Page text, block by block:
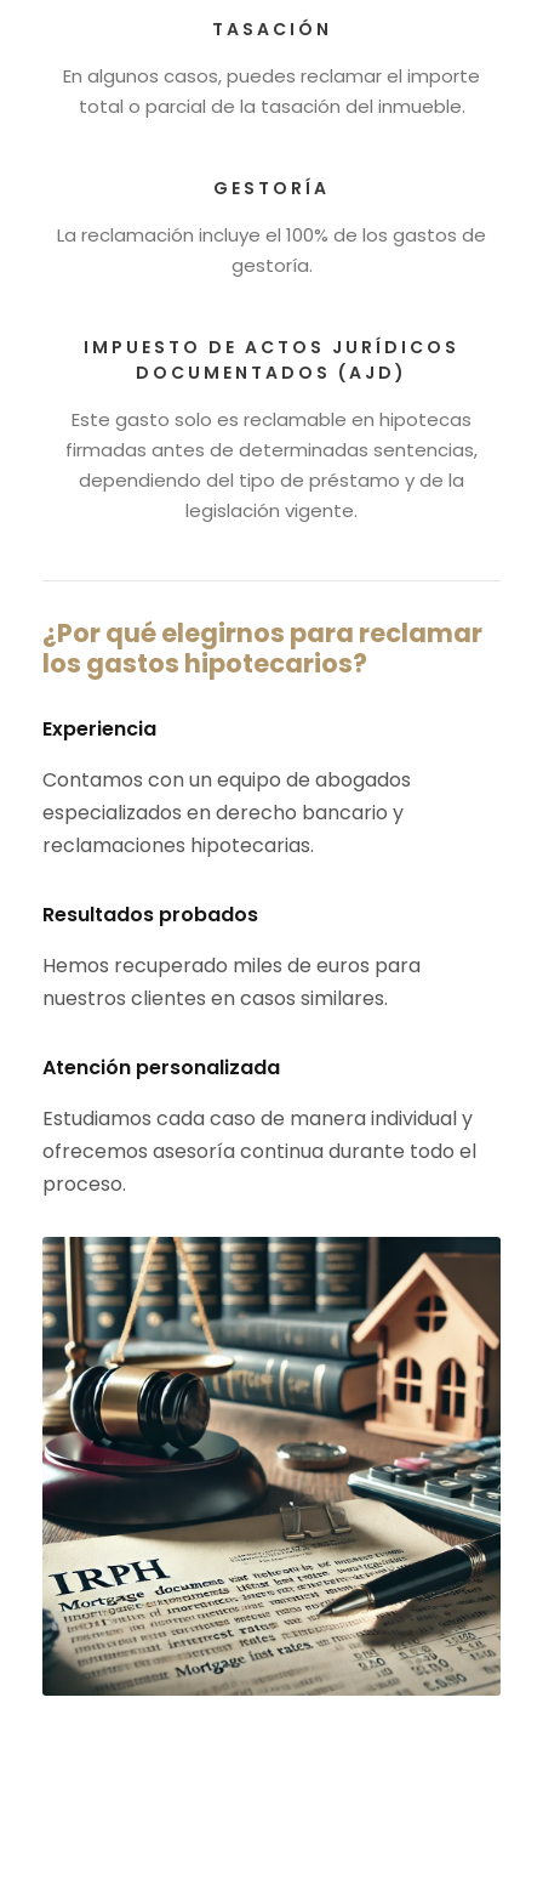
TASACIÓN
En algunos casos, puedes reclamar el importe
total o parcial de la tasación del inmueble.
GESTORÍA
La reclamación incluye el 100% de los gastos de
gestoría.
IMPUESTO DE ACTOS JURÍDICOS
DOCUMENTADOS (AJD)
Este gasto solo es reclamable en hipotecas
firmadas antes de determinadas sentencias,
dependiendo del tipo de préstamo y de la
legislación vigente.
¿Por qué elegirnos para reclamar
los gastos hipotecarios?
Experiencia
Contamos con un equipo de abogados
especializados en derecho bancario y
reclamaciones hipotecarias.
Resultados probados
Hemos recuperado miles de euros para
nuestros clientes en casos similares.
Atención personalizada
Estudiamos cada caso de manera individual y
ofrecemos asesoría continua durante todo el
proceso.